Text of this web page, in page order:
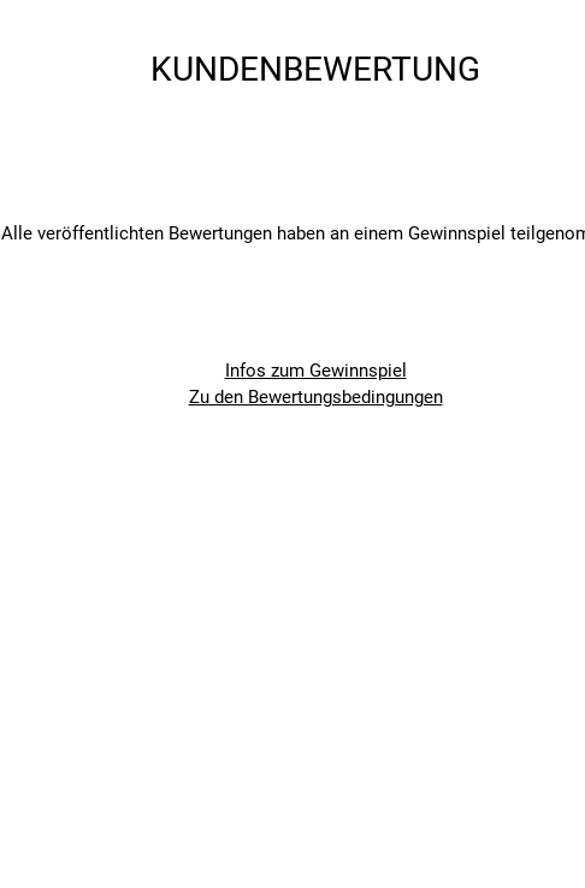
KUNDENBEWERTUNG
Alle veröffentlichten Bewertungen haben an einem Gewinnspiel
Infos zum Gewinnspiel
Zu den Bewertungsbedingungen